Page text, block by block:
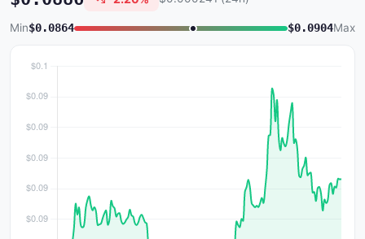
Min$0.0864 $0.0904Max